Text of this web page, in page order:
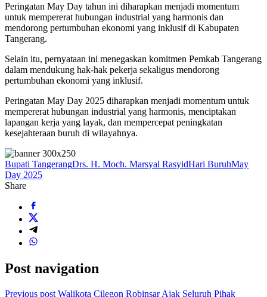
Peringatan May Day tahun ini diharapkan menjadi momentum
untuk mempererat hubungan industrial yang harmonis dan
mendorong pertumbuhan ekonomi yang inklusif di Kabupaten
Tangerang.
Selain itu, pernyataan ini menegaskan komitmen Pemkab Tangerang
dalam mendukung hak-hak pekerja sekaligus mendorong
pertumbuhan ekonomi yang inklusif.
Peringatan May Day 2025 diharapkan menjadi momentum untuk
mempererat hubungan industrial yang harmonis, menciptakan
lapangan kerja yang layak, dan mempercepat peningkatan
kesejahteraan buruh di wilayahnya.
Bupati TangerangDrs. H. Moch. Marsyal RasyidHari BuruhMay
Day 2025
Share
Post navigation
Previous post Walikota Cilegon Robinsar Ajak Seluruh Pihak